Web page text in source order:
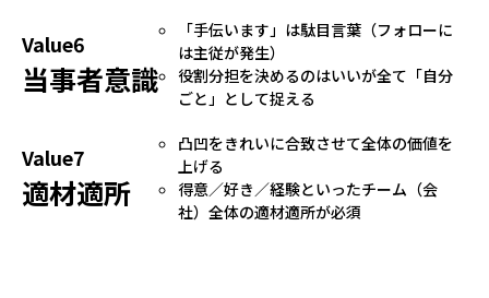
Value6
当事者意識
「手伝います」は駄目言葉（フォローに
は主従が発生）
役割分担を決めるのはいいが全て「自分
ごと」として捉える
Value7
適材適所
凸凹をきれいに合致させて全体の価値を
上げる
得意／好き／経験といったチーム（会
社）全体の適材適所が必須